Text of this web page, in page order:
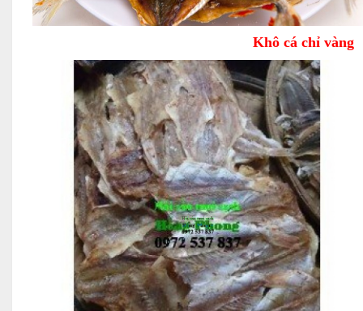
Khô cá chỉ vàng